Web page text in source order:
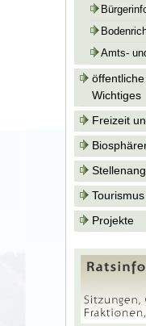
Amts-
Wichtiges
Freizeit
Tourismus
Projekte